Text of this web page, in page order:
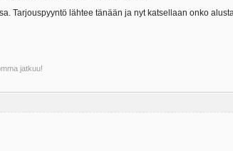
Tarjouspyyntö lähtee tänään ja nyt katsellaan onko
jatkuu!